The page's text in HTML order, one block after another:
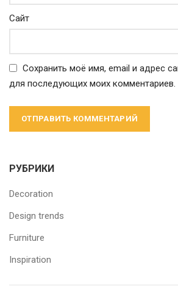
Сайт
Сохранить моё имя, email и адрес
для последующих моих комментариев.
РУБРИКИ
Decoration
Design trends
Furniture
Inspiration